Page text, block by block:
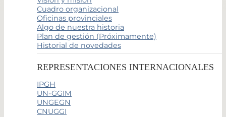
Cuadro organizacional
Oficinas provinciales
Algo de nuestra historia
Plan de gestión (Próximamente)
Historial de novedades
REPRESENTACIONES INTERNACIONALES
IPGH
UN-GGIM
UNGEGN
CNUGGI